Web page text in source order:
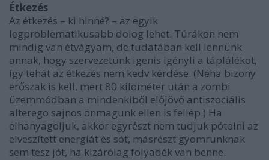
Étkezés
Az étkezés – ki hinné? – az egyik
legproblematikusabb dolog lehet. Túrákon nem
mindig van étvágyam, de tudatában kell lennünk
annak, hogy szervezetünk igenis igényli a táplálékot,
így tehát az étkezés nem kedv kérdése. (Néha bizony
erőszak is kell, mert 80 kilométer után a zombi
üzemmódban a mindenkiből előjövő antiszociális
alterego sajnos önmagunk ellen is fellép.) Ha
elhanyagoljuk, akkor egyrészt nem tudjuk pótolni az
elveszített energiát és sót, másrészt gyomrunknak
sem tesz jót, ha kizárólag folyadék van benne.